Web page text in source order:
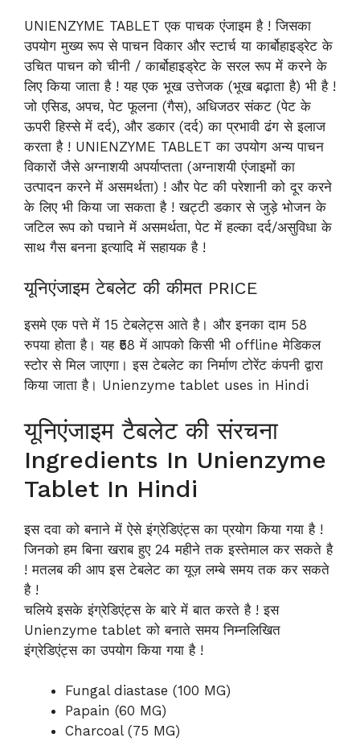
UNIENZYME TABLET एक पाचक एंजाइम है ! जिसका
उपयोग मुख्य रूप से पाचन विकार और स्टार्च या कार्बोहाइड्रेट के
उचित पाचन को चीनी / कार्बोहाइड्रेट के सरल रूप में करने के
लिए किया जाता है ! यह एक भूख उत्तेजक (भूख बढ़ाता है) भी है !
जो एसिड, अपच, पेट फूलना (गैस), अधिजठर संकट (पेट के
ऊपरी हिस्से में दर्द), और डकार (दर्द) का प्रभावी ढंग से इलाज
करता है ! UNIENZYME TABLET का उपयोग अन्य पाचन
विकारों जैसे अग्नाशयी अपर्याप्तता (अग्नाशयी एंजाइमों का
उत्पादन करने में असमर्थता) ! और पेट की परेशानी को दूर करने
के लिए भी किया जा सकता है ! खट्टी डकार से जुड़े भोजन के
जटिल रूप को पचाने में असमर्थता, पेट में हल्का दर्द/असुविधा के
साथ गैस बनना इत्यादि में सहायक है !
यूनिएंजाइम टेबलेट की कीमत PRICE
इसमे एक पत्ते में 15 टेबलेट्स आते है। और इनका दाम 58
रुपया होता है। यह ₹58 में आपको किसी भी offline मेडिकल
स्टोर से मिल जाएगा। इस टेबलेट का निर्माण टोरेंट कंपनी द्वारा
किया जाता है। Unienzyme tablet uses in Hindi
यूनिएंजाइम टैबलेट की संरचना
Ingredients In Unienzyme
Tablet In Hindi
इस दवा को बनाने में ऐसे इंग्रेडिएंट्स का प्रयोग किया गया है !
जिनको हम बिना खराब हुए 24 महीने तक इस्तेमाल कर सकते है
! मतलब की आप इस टेबलेट का यूज़ लम्बे समय तक कर सकते
है !
चलिये इसके इंग्रेडिएंट्स के बारे में बात करते है ! इस
Unienzyme tablet को बनाते समय निम्नलिखित
इंग्रेडिएंट्स का उपयोग किया गया है !
Fungal diastase (100 MG)
Papain (60 MG)
Charcoal (75 MG)